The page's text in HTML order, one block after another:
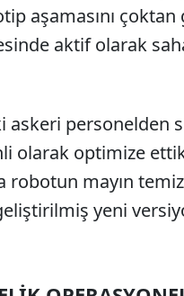
aşamasını
aktif olarak
askeri
olarak optimize
robotun mayın
yeni